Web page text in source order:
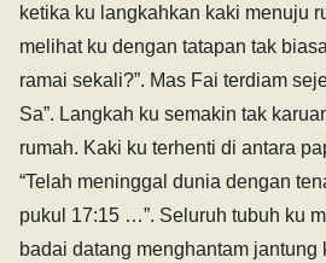
ketika ku langkahkan kaki menuju
melihat ku dengan tatapan tak
ramai sekali?”. Mas Fai terdiam
Sa”. Langkah ku semakin tak
rumah. Kaki ku terhenti di antara
“Telah meninggal dunia dengan
pukul 17:15 …”. Seluruh tubuh ku
badai datang menghantam jantung